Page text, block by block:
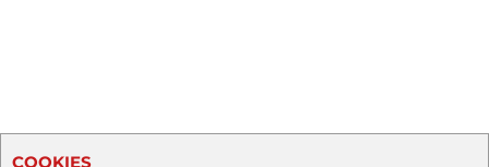
COOKIES